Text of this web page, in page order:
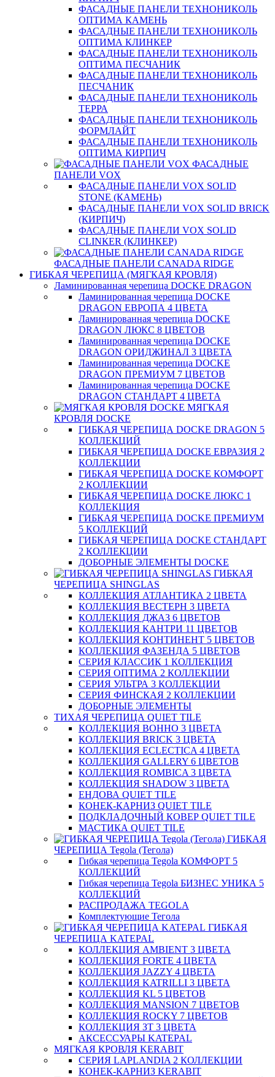
ФАСАДНЫЕ ПАНЕЛИ ТЕХНОНИКОЛЬ
ОПТИМА КАМЕНЬ
ФАСАДНЫЕ ПАНЕЛИ ТЕХНОНИКОЛЬ
ОПТИМА КЛИНКЕР
ФАСАДНЫЕ ПАНЕЛИ ТЕХНОНИКОЛЬ
ОПТИМА ПЕСЧАНИК
ФАСАДНЫЕ ПАНЕЛИ ТЕХНОНИКОЛЬ
ПЕСЧАНИК
ФАСАДНЫЕ ПАНЕЛИ ТЕХНОНИКОЛЬ
ТЕРРА
ФАСАДНЫЕ ПАНЕЛИ ТЕХНОНИКОЛЬ
ФОРМЛАЙТ
ФАСАДНЫЕ ПАНЕЛИ ТЕХНОНИКОЛЬ
ОПТИМА КИРПИЧ
ФАСАДНЫЕ
ПАНЕЛИ VOX
ФАСАДНЫЕ ПАНЕЛИ VOX SOLID
STONE (КАМЕНЬ)
ФАСАДНЫЕ ПАНЕЛИ VOX SOLID BRICK
(КИРПИЧ)
ФАСАДНЫЕ ПАНЕЛИ VOX SOLID
CLINКER (КЛИНКЕР)
ФАСАДНЫЕ ПАНЕЛИ CANADA RIDGE
ГИБКАЯ ЧЕРЕПИЦА (МЯГКАЯ КРОВЛЯ)
Ламинированная черепица DOCKE DRAGON
Ламинированная черепица DOCKE
DRAGON ЕВРОПА 4 ЦВЕТА
Ламинированная черепица DOCKE
DRAGON ЛЮКС 8 ЦВЕТОВ
Ламинированная черепица DOCKE
DRAGON ОРИДЖИНАЛ 3 ЦВЕТА
Ламинированная черепица DOCKE
DRAGON ПРЕМИУМ 7 ЦВЕТОВ
Ламинированная черепица DOCKE
DRAGON СТАНДАРТ 4 ЦВЕТA
МЯГКАЯ
КРОВЛЯ DOCKE
ГИБКАЯ ЧЕРЕПИЦА DOCKE DRAGON 5
КОЛЛЕКЦИЙ
ГИБКАЯ ЧЕРЕПИЦА DOCKE ЕВРАЗИЯ 2
КОЛЛЕКЦИИ
ГИБКАЯ ЧЕРЕПИЦА DOCKE КОМФОРТ
2 КОЛЛЕКЦИИ
ГИБКАЯ ЧЕРЕПИЦА DOCKE ЛЮКС 1
КОЛЛЕКЦИЯ
ГИБКАЯ ЧЕРЕПИЦА DOCKE ПРЕМИУМ
5 КОЛЛЕКЦИЙ
ГИБКАЯ ЧЕРЕПИЦА DOCKE СТАНДАРТ
2 КОЛЛЕКЦИИ
ДОБОРНЫЕ ЭЛЕМЕНТЫ DOCKE
ГИБКАЯ
ЧЕРЕПИЦА SHINGLAS
КОЛЛЕКЦИЯ АТЛАНТИКА 2 ЦВЕТА
КОЛЛЕКЦИЯ ВЕСТЕРН 3 ЦВЕТА
КОЛЛЕКЦИЯ ДЖАЗ 6 ЦВЕТОВ
КОЛЛЕКЦИЯ КАНТРИ 11 ЦВЕТОВ
КОЛЛЕКЦИЯ КОНТИНЕНТ 5 ЦВЕТОВ
КОЛЛЕКЦИЯ ФАЗЕНДА 5 ЦВЕТОВ
СЕРИЯ КЛАССИК 1 КОЛЛЕКЦИЯ
СЕРИЯ ОПТИМА 2 КОЛЛЕКЦИИ
СЕРИЯ УЛЬТРА 3 КОЛЛЕКЦИИ
СЕРИЯ ФИНСКАЯ 2 КОЛЛЕКЦИИ
ДОБОРНЫЕ ЭЛЕМЕНТЫ
ТИХАЯ ЧЕРЕПИЦА QUIET TILE
КОЛЛЕКЦИЯ BOHHO 3 ЦВЕТА
КОЛЛЕКЦИЯ BRICK 3 ЦВЕТА
КОЛЛЕКЦИЯ ECLECTICA 4 ЦВЕТА
КОЛЛЕКЦИЯ GALLERY 6 ЦВЕТОВ
КОЛЛЕКЦИЯ ROMBICA 3 ЦВЕТА
КОЛЛЕКЦИЯ SHADOW 3 ЦВЕТА
ЕНДОВА QUIET TILE
КОНЕК-КАРНИЗ QUIET TILE
ПОДКЛАДОЧНЫЙ КОВЕР QUIET TILE
МАСТИКА QUIET TILE
ГИБКАЯ
ЧЕРЕПИЦА Tegola (Тегола)
Гибкая черепица Tegola КОМФОРТ 5
КОЛЛЕКЦИЙ
Гибкая черепица Tegola БИЗНЕС УНИКА 5
КОЛЛЕКЦИЙ
РАСПРОДАЖА TEGOLA
Комплектующие Тегола
ГИБКАЯ
ЧЕРЕПИЦА KATEPAL
КОЛЛЕКЦИЯ AMBIENT 3 ЦВЕТА
КОЛЛЕКЦИЯ FORTE 4 ЦВЕТА
КОЛЛЕКЦИЯ JAZZY 4 ЦВЕТА
КОЛЛЕКЦИЯ KATRILLI 3 ЦВЕТА
КОЛЛЕКЦИЯ KL 5 ЦВЕТОВ
КОЛЛЕКЦИЯ MANSION 7 ЦВЕТОВ
КОЛЛЕКЦИЯ ROCKY 7 ЦВЕТОВ
КОЛЛЕКЦИЯ ЗТ 3 ЦВЕТА
АКСЕССУАРЫ KATEPAL
МЯГКАЯ КРОВЛЯ KERABIT
СЕРИЯ LAPLANDIA 2 КОЛЛЕКЦИИ
КОНЕК-КАРНИЗ KERABIT